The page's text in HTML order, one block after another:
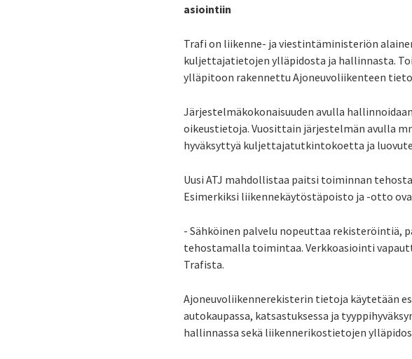
asiointiin
Trafi on liikenne- ja viestintäministeriön
kuljettajatietojen ylläpidosta ja hallinnasta.
ylläpitoon rakennettu Ajoneuvoliikenteen
Järjestelmäkokonaisuuden avulla
oikeustietoja. Vuosittain järjestelmän avulla
hyväksyttyä kuljettajatutkintokoetta ja
Uusi ATJ mahdollistaa paitsi toiminnan
Esimerkiksi liikennekäytöstäpoisto ja -otto
- Sähköinen palvelu nopeuttaa rekisteröintiä,
tehostamalla toimintaa. Verkkoasiointi
Trafista.
Ajoneuvoliikennerekisterin tietoja käytetään
autokaupassa, katsastuksessa ja
hallinnassa sekä liikennerikostietojen